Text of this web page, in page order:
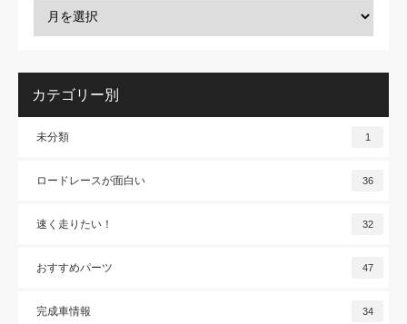
カテゴリー別
未分類 1
ロードレースが面白い 36
速く走りたい！ 32
おすすめパーツ 47
完成車情報 34